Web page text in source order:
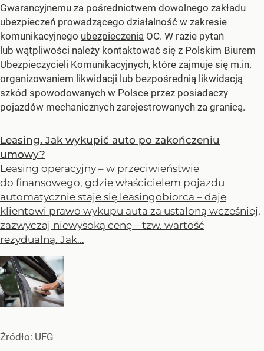
Gwarancyjnemu za pośrednictwem dowolnego zakładu
ubezpieczeń prowadzącego działalność w zakresie
komunikacyjnego ubezpieczenia OC. W razie pytań
lub wątpliwości należy kontaktować się z Polskim Biurem
Ubezpieczycieli Komunikacyjnych, które zajmuje się m.in.
organizowaniem likwidacji lub bezpośrednią likwidacją
szkód spowodowanych w Polsce przez posiadaczy
pojazdów mechanicznych zarejestrowanych za granicą.
Leasing. Jak wykupić auto po zakończeniu
umowy?
Leasing operacyjny – w przeciwieństwie
do finansowego, gdzie właścicielem pojazdu
automatycznie staje się leasingobiorca – daje
klientowi prawo wykupu auta za ustaloną wcześniej,
zazwyczaj niewysoką cenę – tzw. wartość
rezydualną. Jak...
Źródło: UFG